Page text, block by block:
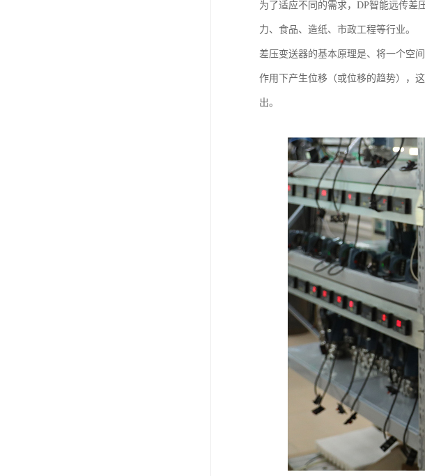
为了适应不同的需求，DP智能远传差
力、食品、造纸、市政工程等行业。
差压变送器的基本原理是、将一个空
作用下产生位移（或位移的趋势），
出。